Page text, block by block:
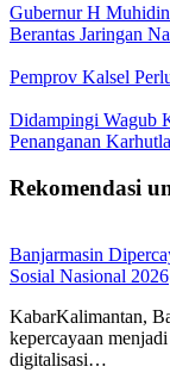
Gubernur H
Berantas Jaringan
Pemprov Kalsel
Didampingi Wagub
Penanganan Karhutla
Rekomendasi
Banjarmasin
Sosial Nasional 2026
KabarKalimantan,
kepercayaan
digitalisasi…